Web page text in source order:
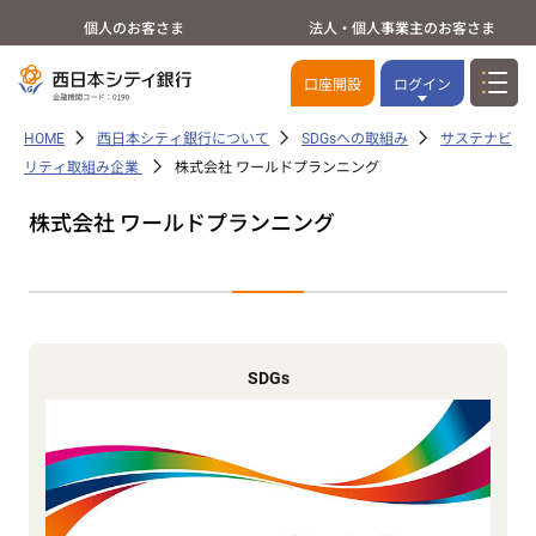
個人のお客さま 法人・個人事業主のお客さま
口座開設 ログイン
HOME 西日本シティ銀行について SDGsへの取組み
サステナビ
リティ取組み企業
株式会社 ワールドプランニング
株式会社 ワールドプランニング
SDGs